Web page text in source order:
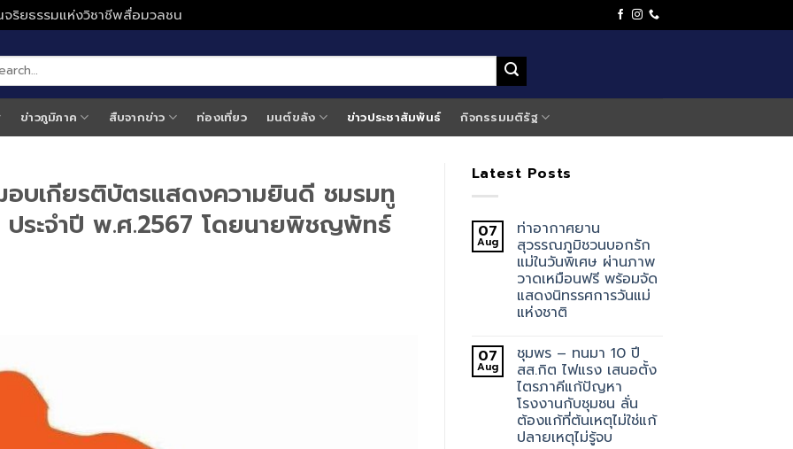
ริยธรรมแห่งวิชาชีพสื่อมวลชน
ข่าวภูมิภาค สืบจากข่าว ท่องเที่ยว มนต์ขลัง ข่าวประชาสัมพันธ์ กิจกรรมมติรัฐ
อบเกียรติบัตรแสดงความยินดี ชมรมทู
ระจำปี พ.ศ.2567 โดยนายพิชญพัทธ์
Latest Posts
07
Aug
ท่าอากาศยาน
สุวรรณภูมิชวนบอกรัก
แม่ในวันพิเศษ ผ่านภาพ
วาดเหมือนฟรี พร้อมจัด
แสดงนิทรรศการวันแม่
แห่งชาติ
07
Aug
ชุมพร – ทนมา 10 ปี
สส.กิต ไฟแรง เสนอตั้ง
ไตรภาคีแก้ปัญหา
โรงงานกับชุมชน ลั่น
ต้องแก้ที่ต้นเหตุไม่ใช่แก้
ปลายเหตุไม่รู้จบ